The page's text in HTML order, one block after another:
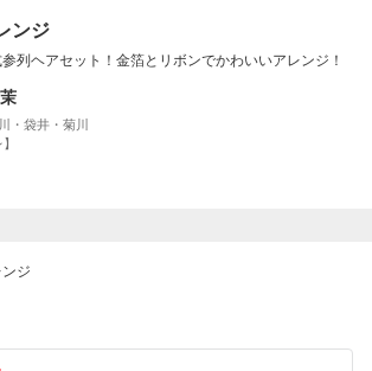
ンジ
列ヘアセット！金箔とリボンでかわいいアレンジ！
・袋井・菊川
ジ